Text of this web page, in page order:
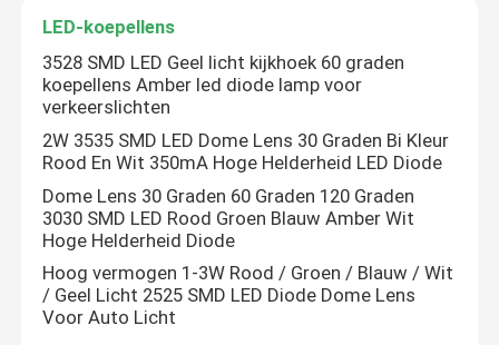
LED-koepellens
3528 SMD LED Geel licht kijkhoek 60 graden
koepellens Amber led diode lamp voor
verkeerslichten
2W 3535 SMD LED Dome Lens 30 Graden Bi Kleur
Rood En Wit 350mA Hoge Helderheid LED Diode
Dome Lens 30 Graden 60 Graden 120 Graden
3030 SMD LED Rood Groen Blauw Amber Wit
Hoge Helderheid Diode
Hoog vermogen 1-3W Rood / Groen / Blauw / Wit
/ Geel Licht 2525 SMD LED Diode Dome Lens
Voor Auto Licht